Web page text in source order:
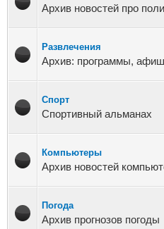
Архив новостей про
Развлечения
Архив: программы,
Спорт
Спортивный альманах
Компьютеры
Архив новостей
Погода
Архив прогнозов погоды